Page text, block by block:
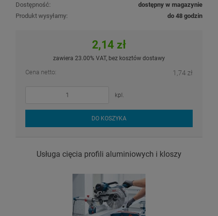
Dostępność:
dostępny w magazynie
Produkt wysyłamy:
do 48 godzin
2,14 zł
zawiera 23.00% VAT, bez kosztów dostawy
Cena netto: 1,74 zł
kpl.
DO KOSZYKA
Usługa cięcia profili aluminiowych i kloszy